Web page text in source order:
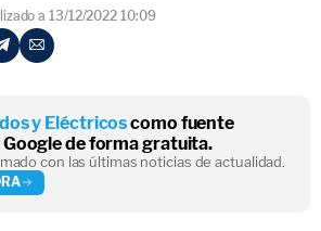
a 13/12/2022 10:09
y Eléctricoscomo fuente
de forma gratuita.
con las últimas noticias de actualidad.